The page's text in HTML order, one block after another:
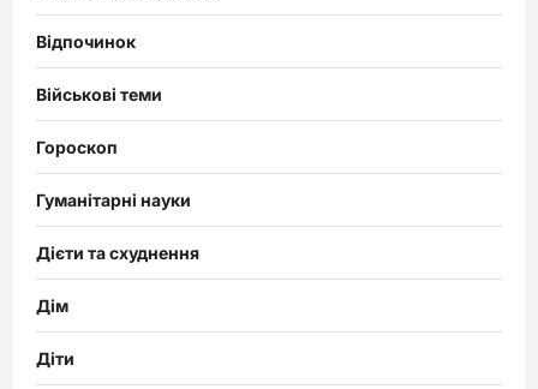
Відпочинок
Військові теми
Гороскоп
Гуманітарні науки
Дієти та схуднення
Дім
Діти